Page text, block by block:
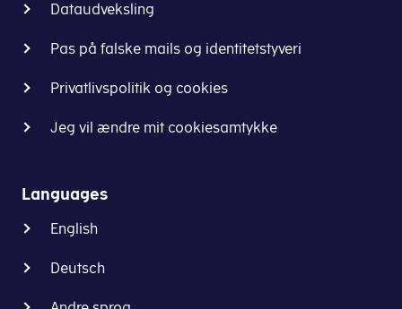
Dataudveksling
Pas på falske mails og identitetstyveri
Privatlivspolitik og cookies
Jeg vil ændre mit cookiesamtykke
Languages
English
Deutsch